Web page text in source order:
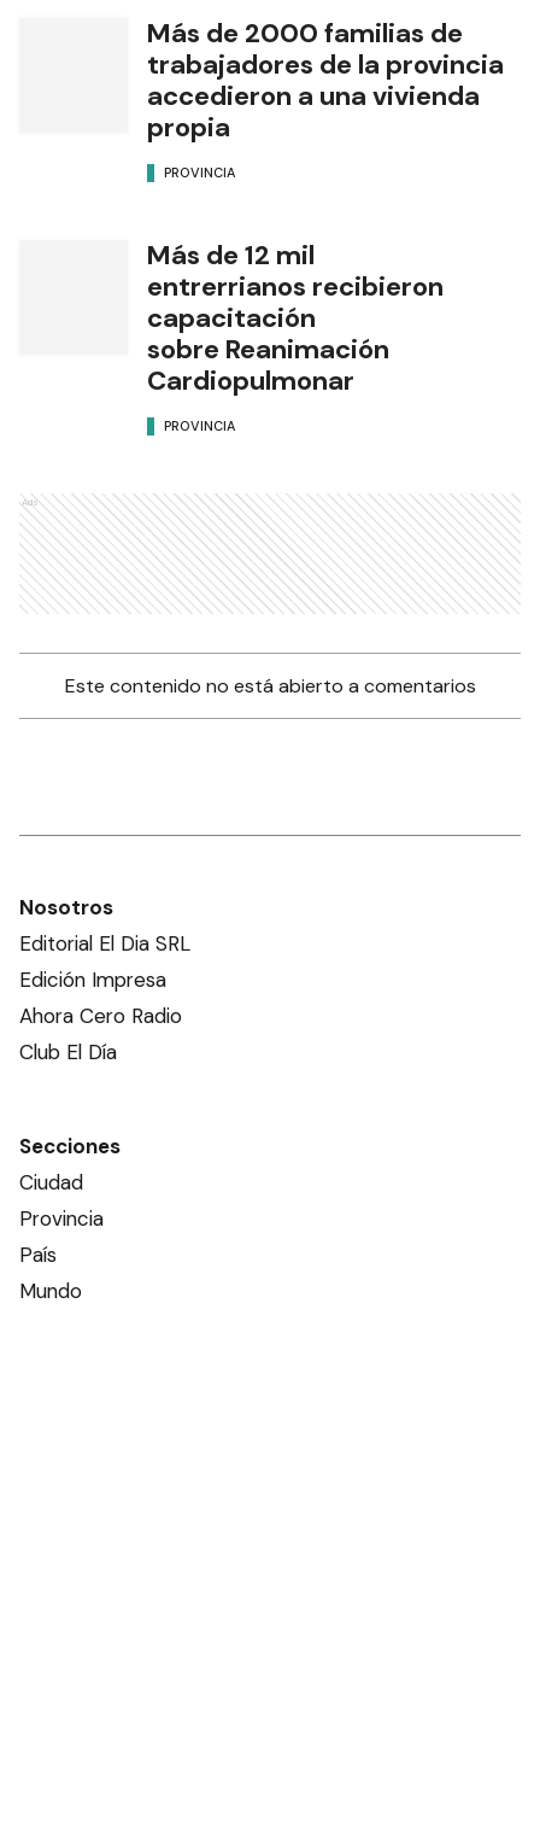
Más de 2000 familias de
trabajadores de la provincia
accedieron a una vivienda
propia
PROVINCIA
Más de 12 mil
entrerrianos recibieron
capacitación
sobre Reanimación
Cardiopulmonar
PROVINCIA
Ads
Este contenido no está abierto a comentarios
Nosotros
Editorial El Dia SRL
Edición Impresa
Ahora Cero Radio
Club El Día
Secciones
Ciudad
Provincia
País
Mundo